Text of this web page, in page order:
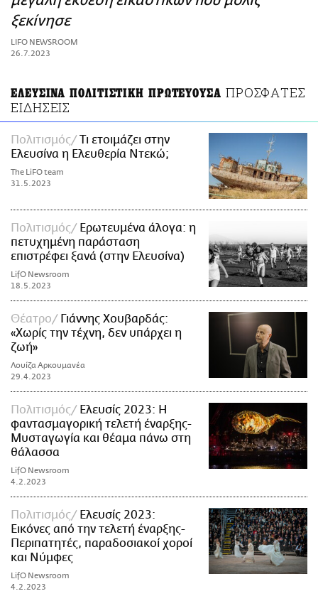
ΑΜΠΑ
PRINT
ξεκίνησε
LIFO NEWSROOM
26.7.2023
ΕΛΕΥΣΙΝΑ ΠΟΛΙΤΙΣΤΙΚΗ ΠΡΩΤΕΥΟΥΣΑ ΠΡΟΣΦΑΤΕΣ
ΕΙΔΗΣΕΙΣ
Πολιτισμός
Τι ετοιμάζει στην
Ελευσίνα η Ελευθερία Ντεκώ;
The LiFO team
31.5.2023
Πολιτισμός
Ερωτευμένα άλογα: η
πετυχημένη παράσταση
επιστρέφει ξανά (στην Ελευσίνα)
LifO Newsroom
18.5.2023
Θέατρο
Γιάννης Χουβαρδάς:
«Χωρίς την τέχνη, δεν υπάρχει η
ζωή»
Λουίζα Αρκουμανέα
29.4.2023
Πολιτισμός
Ελευσίς 2023: Η
φαντασμαγορική τελετή έναρξης-
Μυσταγωγία και θέαμα πάνω στη
θάλασσα
LifO Newsroom
4.2.2023
Πολιτισμός
Ελευσίς 2023:
Εικόνες από την τελετή έναρξης-
Περιπατητές, παραδοσιακοί χοροί
και Νύμφες
LifO Newsroom
4.2.2023